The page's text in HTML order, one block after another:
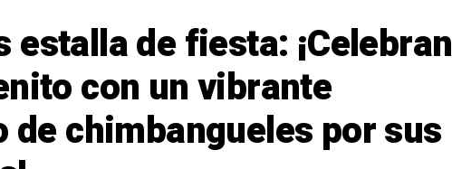
estalla de fiesta: ¡Celebran
con un vibrante
de chimbangueles por sus